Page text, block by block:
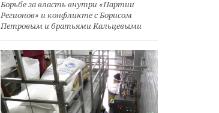
Борьбе за власть внутри «Партии
Регионов» и конфликте с Борисом
Петровым и братьями Кальцевыми